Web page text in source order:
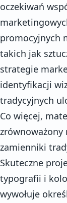
oczekiwań
promocyjnych
takich jak
strategie
identyfikacji
tradycyjnych
Co więcej,
zamienniki
Skuteczne
typografii i
wywołuje